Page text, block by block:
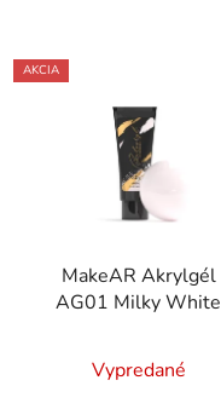
AKCIA
MakeAR Akrylgél
AG01 Milky White
Vypredané